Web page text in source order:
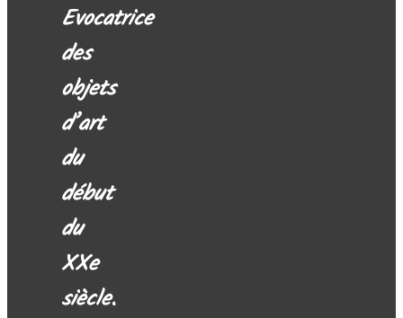
Evocatrice
des
objets
d’art
du
début
du
XXe
siècle.